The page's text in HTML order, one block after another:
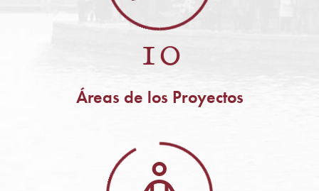
10
Áreas de los Proyectos